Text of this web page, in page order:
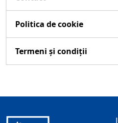
Politica de cookie
Termeni și condiții